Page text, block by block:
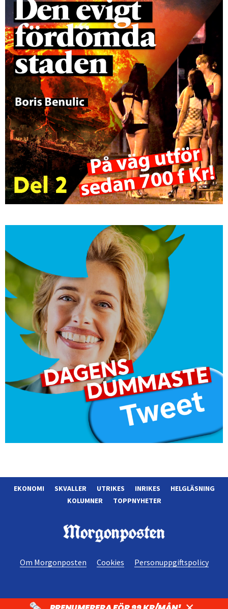
EKONOMI SKVALLER UTRIKES INRIKES
HELGLÄSNING
KOLUMNER
TOPPNYHETER
Om Morgonposten Cookies Personuppgiftspolicy